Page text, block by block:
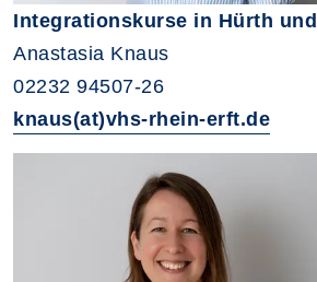
Integrationskurse in Hürth
Anastasia Knaus
02232 94507-26
knaus(at)vhs-rhein-erft.de